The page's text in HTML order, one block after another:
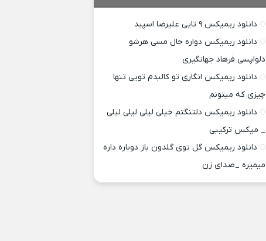
دانلود ریمیکس ۹ تایی علیرضا اسپید
دانلود ریمیکس دواره حال مسی هرشو
دلواپسی فرهاد جهانگیری
دانلود ریمیکس انگاری تو کالبدم تویی تنها
چیزی که میتونم
دانلود ریمیکس دلتنگتم خیلی لیلی لیلی لیلی
_ میکس ترکیبی
دانلود ریمیکس گل توی گلدون باز دوباره داره
میمیره _صدای زن